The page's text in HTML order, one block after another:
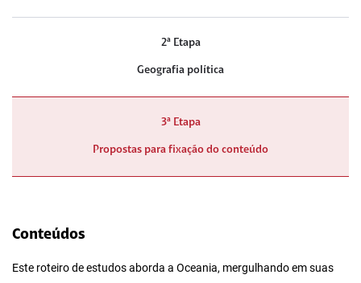
2ª Etapa
Geografia política
3ª Etapa
Propostas para fixação do conteúdo
Conteúdos
Este roteiro de estudos aborda a Oceania, mergulhando em suas